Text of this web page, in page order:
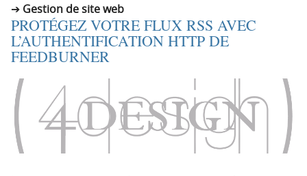
Gestion de site web
PROTÉGEZ VOTRE FLUX RSS AVEC
L’AUTHENTIFICATION HTTP DE
FEEDBURNER